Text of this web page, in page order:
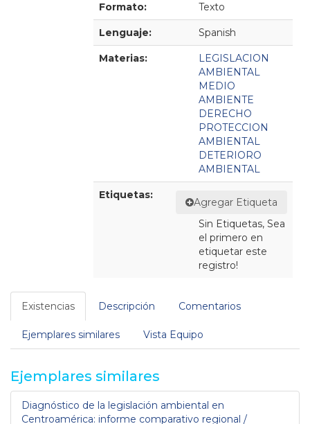
Formato: Texto
Lenguaje: Spanish
Materias:
LEGISLACION
AMBIENTAL
MEDIO
AMBIENTE
DERECHO
PROTECCION
AMBIENTAL
DETERIORO
AMBIENTAL
Etiquetas:
Agregar Etiqueta
Sin Etiquetas, Sea
el primero en
etiquetar este
registro!
Existencias Descripción Comentarios
Ejemplares similares Vista Equipo
Ejemplares similares
Diagnóstico de la legislación ambiental en
Centroamérica: informe comparativo regional /